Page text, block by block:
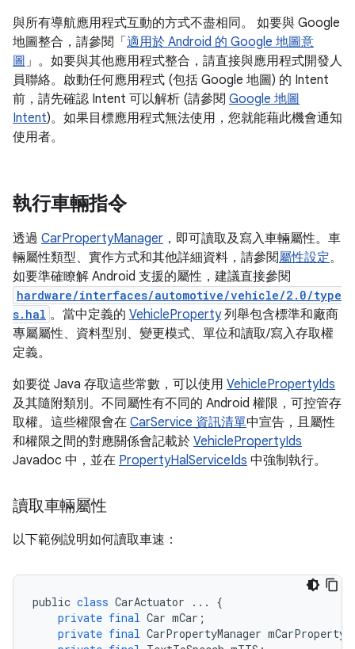
與所有導航應用程式互動的方式不盡相同。 如要與 Google
地圖整合，請參閱「 適用於 Android 的 Google 地圖意
圖 」。如要與其他應用程式整合，請直接與應用程式開發人
員聯絡。啟動任何應用程式 (包括 Google 地圖) 的 Intent
前，請先確認 Intent 可以解析 (請參閱 Google 地圖
Intent)。如果目標應用程式無法使用，您就能藉此機會通知
使用者。
執行車輛指令
透過 CarPropertyManager ，即可讀取及寫入車輛屬性。車
輛屬性類型、實作方式和其他詳細資料，請參閱屬性設定。
如要準確瞭解 Android 支援的屬性，建議直接參閱
hardware/interfaces/automotive/vehicle/2.0/type
s.hal 。當中定義的 VehicleProperty列舉包含標準和廠商
專屬屬性、資料型別、變更模式、單位和讀取/寫入存取權
定義。
如要從 Java 存取這些常數，可以使用 VehiclePropertyIds
及其隨附類別。不同屬性有不同的 Android 權限，可控管存
取權。這些權限會在 CarService 資訊清單中宣告，且屬性
和權限之間的對應關係會記載於 VehiclePropertyIds
Javadoc 中，並在 PropertyHalServiceIds 中強制執行。
讀取車輛屬性
以下範例說明如何讀取車速：
public class CarActuator ...
{
private final Car mCar ;
private final CarPropertyManager